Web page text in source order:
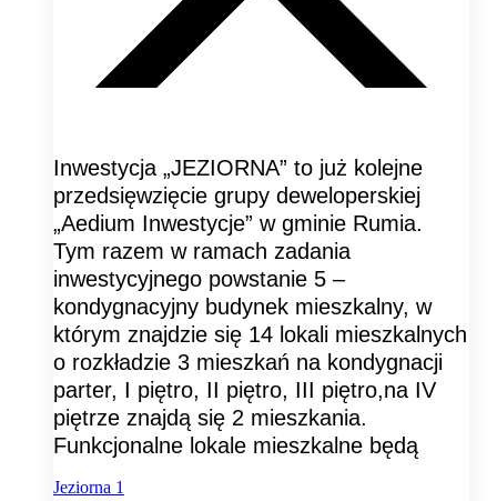
Inwestycja „JEZIORNA” to już kolejne
przedsięwzięcie grupy deweloperskiej
„Aedium Inwestycje” w gminie Rumia.
Tym razem w ramach zadania
inwestycyjnego powstanie 5 –
kondygnacyjny budynek mieszkalny, w
którym znajdzie się 14 lokali mieszkalnych
o rozkładzie 3 mieszkań na kondygnacji
parter, I piętro, II piętro, III piętro,na IV
piętrze znajdą się 2 mieszkania.
Funkcjonalne lokale mieszkalne będą
Jeziorna 1